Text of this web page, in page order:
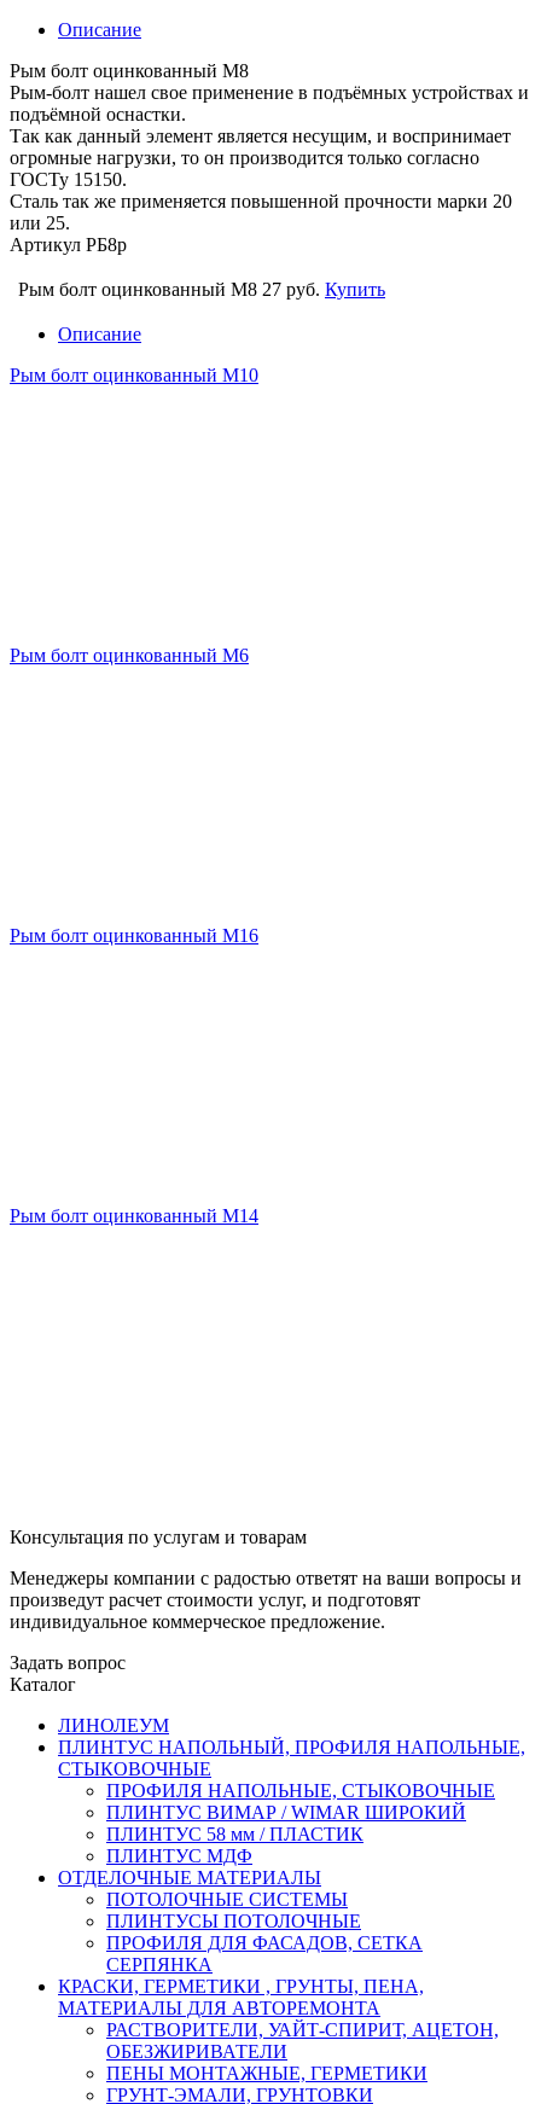
Описание
Рым болт оцинкованный М8
Рым-болт нашел свое применение в подъёмных устройствах и
подъёмной оснастки.
Так как данный элемент является несущим, и воспринимает
огромные нагрузки, то он производится только согласно
ГОСТу 15150.
Сталь так же применяется повышенной прочности марки 20
или 25.
Артикул РБ8р
Рым болт оцинкованный М8 27 руб. Купить
Описание
Рым болт оцинкованный М10
Рым болт оцинкованный М6
Рым болт оцинкованный М16
Рым болт оцинкованный М14
Консультация по услугам и товарам
Менеджеры компании с радостью ответят на ваши вопросы и
произведут расчет стоимости услуг, и подготовят
индивидуальное коммерческое предложение.
Задать вопрос
Каталог
ЛИНОЛЕУМ
ПЛИНТУС НАПОЛЬНЫЙ, ПРОФИЛЯ НАПОЛЬНЫЕ,
СТЫКОВОЧНЫЕ
ПРОФИЛЯ НАПОЛЬНЫЕ, СТЫКОВОЧНЫЕ
ПЛИНТУС ВИМАР / WIMAR ШИРОКИЙ
ПЛИНТУС 58 мм / ПЛАСТИК
ПЛИНТУС МДФ
ОТДЕЛОЧНЫЕ МАТЕРИАЛЫ
ПОТОЛОЧНЫЕ СИСТЕМЫ
ПЛИНТУСЫ ПОТОЛОЧНЫЕ
ПРОФИЛЯ ДЛЯ ФАСАДОВ, СЕТКА
СЕРПЯНКА
КРАСКИ, ГЕРМЕТИКИ , ГРУНТЫ, ПЕНА,
МАТЕРИАЛЫ ДЛЯ АВТОРЕМОНТА
РАСТВОРИТЕЛИ, УАЙТ-СПИРИТ, АЦЕТОН,
ОБЕЗЖИРИВАТЕЛИ
ПЕНЫ МОНТАЖНЫЕ, ГЕРМЕТИКИ
ГРУНТ-ЭМАЛИ, ГРУНТОВКИ